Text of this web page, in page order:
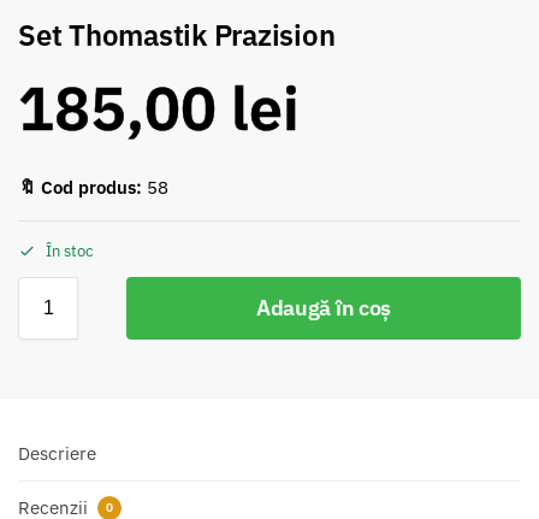
Set Thomastik Prazision
185,00 lei
🔖 Cod produs: 58
În stoc
Adaugă în coș
Descriere
Recenzii 0